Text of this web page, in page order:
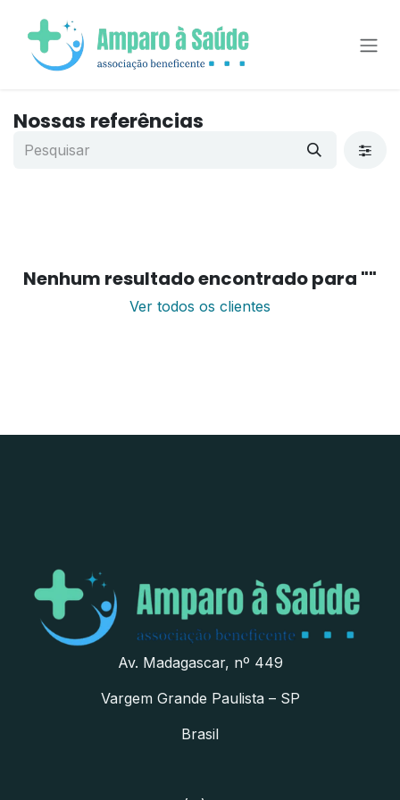
Nossas referências
Nenhum resultado encontrado para ""
Ver todos os clientes
Av. Madagascar, nº 449
Vargem Grande Paulista – SP
Brasil